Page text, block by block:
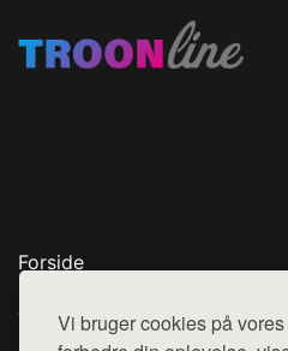
Vi bruger cookies på
Forside
Top Rabatter